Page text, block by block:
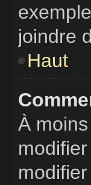
joindre
Haut
À